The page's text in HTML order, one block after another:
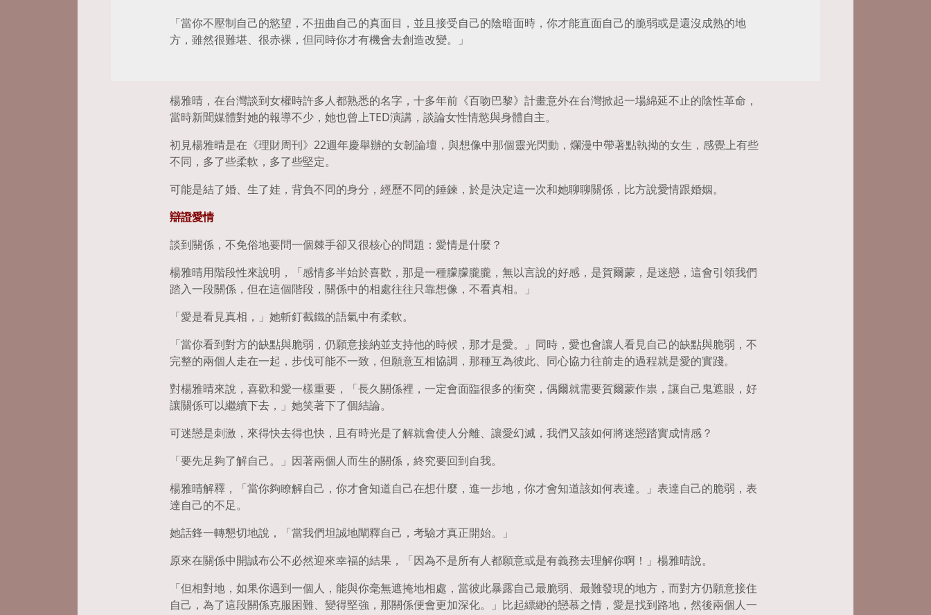
「當你不壓制自己的慾望，不扭曲自己的真面目，並且接受自己的陰暗面時，你才能直面自己的脆弱或是還沒成熟的地
方，雖然很難堪、很赤裸，但同時你才有機會去創造改變。」
楊雅晴，在台灣談到女權時許多人都熟悉的名字，十多年前《百吻巴黎》計畫意外在台灣掀起一場綿延不止的陰性革命，
當時新聞媒體對她的報導不少，她也曾上TED演講，談論女性情慾與身體自主。
初見楊雅晴是在《理財周刊》22週年慶舉辦的女韌論壇，與想像中那個靈光閃動，爛漫中帶著點執拗的女生，感覺上有些
不同，多了些柔軟，多了些堅定。
可能是結了婚、生了娃，背負不同的身分，經歷不同的錘鍊，於是決定這一次和她聊聊關係，比方說愛情跟婚姻。
辯證愛情
談到關係，不免俗地要問一個棘手卻又很核心的問題：愛情是什麼？
楊雅晴用階段性來說明，「感情多半始於喜歡，那是一種朦朦朧朧，無以言說的好感，是賀爾蒙，是迷戀，這會引領我們
踏入一段關係，但在這個階段，關係中的相處往往只靠想像，不看真相。」
「愛是看見真相，」她斬釘截鐵的語氣中有柔軟。
「當你看到對方的缺點與脆弱，仍願意接納並支持他的時候，那才是愛。」同時，愛也會讓人看見自己的缺點與脆弱，不
完整的兩個人走在一起，步伐可能不一致，但願意互相協調，那種互為彼此、同心協力往前走的過程就是愛的實踐。
對楊雅晴來說，喜歡和愛一樣重要，「長久關係裡，一定會面臨很多的衝突，偶爾就需要賀爾蒙作祟，讓自己鬼遮眼，好
讓關係可以繼續下去，」她笑著下了個結論。
可迷戀是刺激，來得快去得也快，且有時光是了解就會使人分離、讓愛幻滅，我們又該如何將迷戀踏實成情感？
「要先足夠了解自己。」因著兩個人而生的關係，終究要回到自我。
楊雅晴解釋，「當你夠瞭解自己，你才會知道自己在想什麼，進一步地，你才會知道該如何表達。」表達自己的脆弱，表
達自己的不足。
她話鋒一轉懇切地說，「當我們坦誠地闡釋自己，考驗才真正開始。」
原來在關係中開誠布公不必然迎來幸福的結果，「因為不是所有人都願意或是有義務去理解你啊！」楊雅晴說。
「但相對地，如果你遇到一個人，能與你毫無遮掩地相處，當彼此暴露自己最脆弱、最難發現的地方，而對方仍願意接住
自己，為了這段關係克服困難、變得堅強，那關係便會更加深化。」比起縹緲的戀慕之情，愛是找到路地，然後兩個人一